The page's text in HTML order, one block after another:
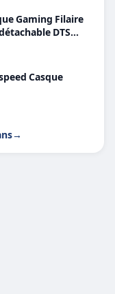
Gaming Filaire
DTS
Casque
→